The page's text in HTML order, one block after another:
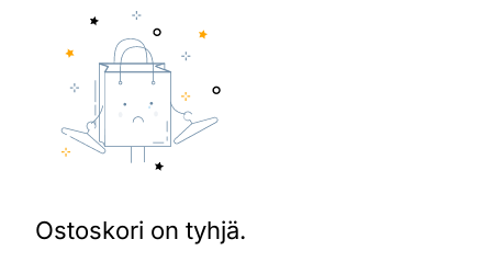
Ostoskori on tyhjä.